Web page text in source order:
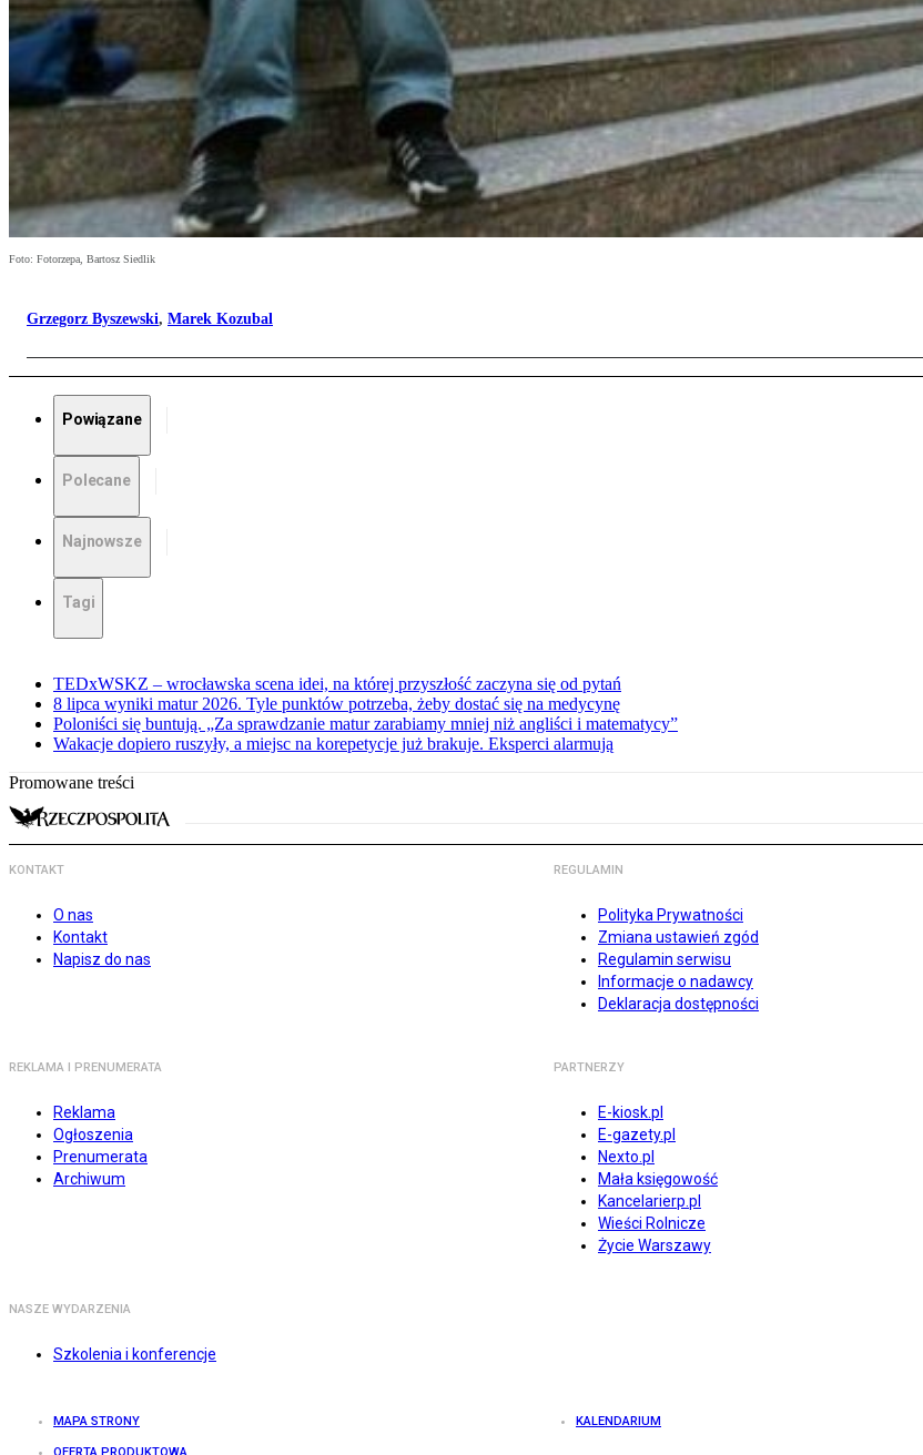
Foto: Fotorzepa, Bartosz Siedlik
Grzegorz Byszewski, Marek Kozubal
Powiązane
Polecane
Najnowsze
Tagi
TEDxWSKZ – wrocławska scena idei, na której przyszłość zaczyna się od pytań
8 lipca wyniki matur 2026. Tyle punktów potrzeba, żeby dostać się na medycynę
Poloniści się buntują. „Za sprawdzanie matur zarabiamy mniej niż angliści i matematycy”
Wakacje dopiero ruszyły, a miejsc na korepetycje już brakuje. Eksperci alarmują
Promowane treści
KONTAKT
O nas
Kontakt
Napisz do nas
REGULAMIN
Polityka Prywatności
Zmiana ustawień zgód
Regulamin serwisu
Informacje o nadawcy
Deklaracja dostępności
REKLAMA I PRENUMERATA
Reklama
Ogłoszenia
Prenumerata
Archiwum
PARTNERZY
E-kiosk.pl
E-gazety.pl
Nexto.pl
Mała księgowość
Kancelarierp.pl
Wieści Rolnicze
Życie Warszawy
NASZE WYDARZENIA
Szkolenia i konferencje
MAPA STRONY KALENDARIUM